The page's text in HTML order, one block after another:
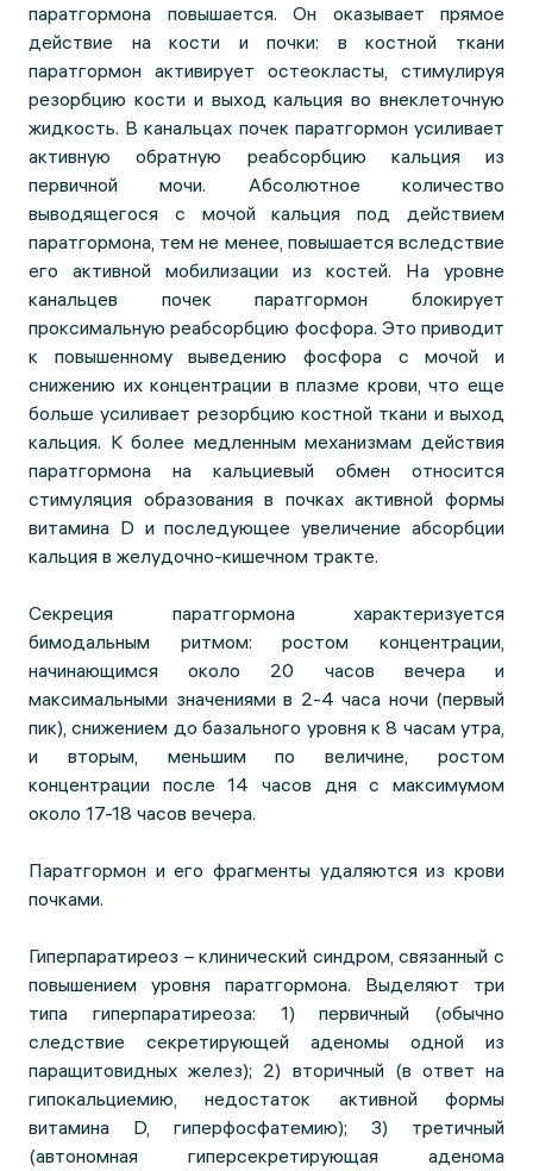
паратгормона повышается. Он оказывает прямое
действие на кости и почки: в костной ткани
паратгормон активирует остеокласты, стимулируя
резорбцию кости и выход кальция во внеклеточную
жидкость. В канальцах почек паратгормон усиливает
активную обратную реабсорбцию кальция из
первичной мочи. Абсолютное количество
выводящегося с мочой кальция под действием
паратгормона, тем не менее, повышается вследствие
его активной мобилизации из костей. На уровне
канальцев почек паратгормон блокирует
проксимальную реабсорбцию фосфора. Это приводит
к повышенному выведению фосфора с мочой и
снижению их концентрации в плазме крови, что еще
больше усиливает резорбцию костной ткани и выход
кальция. К более медленным механизмам действия
паратгормона на кальциевый обмен относится
стимуляция образования в почках активной формы
витамина D и последующее увеличение абсорбции
кальция в желудочно-кишечном тракте.
Секреция паратгормона характеризуется
бимодальным ритмом: ростом концентрации,
начинающимся около 20 часов вечера и
максимальными значениями в 2-4 часа ночи (первый
пик), снижением до базального уровня к 8 часам утра,
и вторым, меньшим по величине, ростом
концентрации после 14 часов дня с максимумом
около 17-18 часов вечера.
Паратгормон и его фрагменты удаляются из крови
почками.
Гиперпаратиреоз – клинический синдром, связанный с
повышением уровня паратгормона. Выделяют три
типа гиперпаратиреоза: 1) первичный (обычно
следствие секретирующей аденомы одной из
паращитовидных желез); 2) вторичный (в ответ на
гипокальциемию, недостаток активной формы
витамина D, гиперфосфатемию); 3) третичный
(автономная гиперсекретирующая аденома